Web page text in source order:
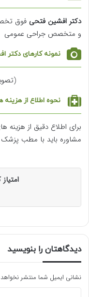
دکتر افشین فتحی فوق
و متخصص جراحی عمومی
نمونه کارهای دکتر
نحوه اطلاع از هزینه
برای اطلاع دقیق از
مشاوره باید با مطب
امتیاز
دیدگاهتان را بنویسید
نشانی ایمیل شما منتشر